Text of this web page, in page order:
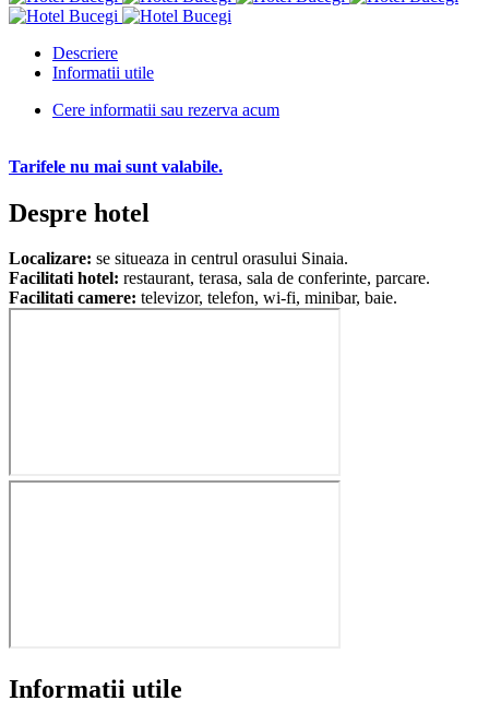
Descriere
Informatii utile
Cere informatii sau rezerva acum
Tarifele nu mai sunt valabile.
Despre hotel
Localizare: se situeaza in centrul orasului Sinaia.
Facilitati hotel: restaurant, terasa, sala de conferinte, parcare.
Facilitati camere: televizor, telefon, wi-fi, minibar, baie.
Informatii utile